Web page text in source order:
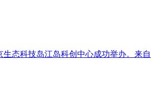
态科技岛江岛科创中心成功举办。来自